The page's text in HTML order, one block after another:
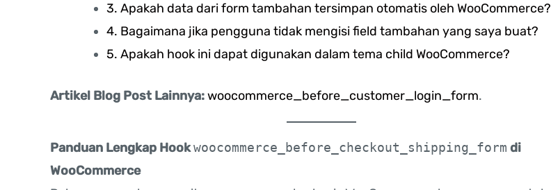
3. Apakah data dari form tambahan tersimpan otomatis oleh WooCommerce?
4. Bagaimana jika pengguna tidak mengisi field tambahan yang saya buat?
5. Apakah hook ini dapat digunakan dalam tema child WooCommerce?
Artikel Blog Post Lainnya:woocommerce_before_customer_login_form.
Panduan Lengkap Hookwoocommerce_before_checkout_shipping_form di
WooCommerce